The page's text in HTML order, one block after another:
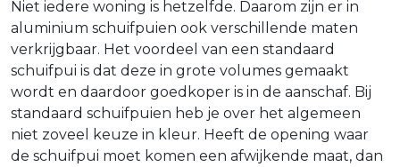
Niet iedere woning is hetzelfde. Daarom zijn er in
aluminium schuifpuien ook verschillende maten
verkrijgbaar. Het voordeel van een standaard
schuifpui is dat deze in grote volumes gemaakt
wordt en daardoor goedkoper is in de aanschaf. Bij
standaard schuifpuien heb je over het algemeen
niet zoveel keuze in kleur. Heeft de opening waar
de schuifpui moet komen een afwijkende maat, dan